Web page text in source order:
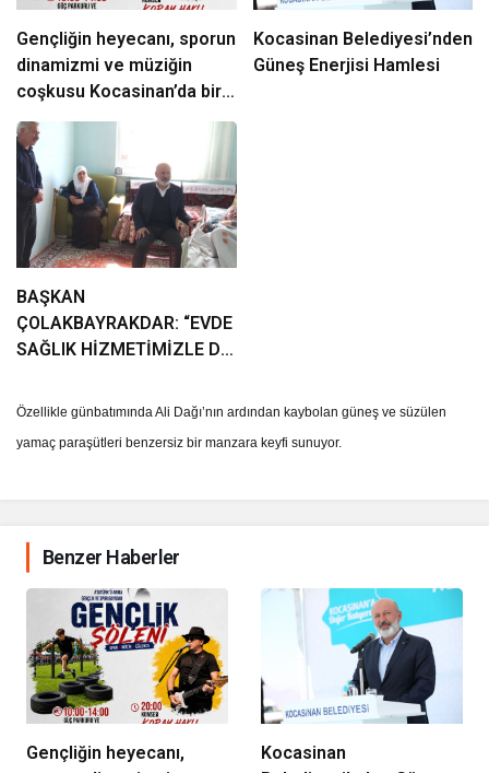
Gençliğin heyecanı, sporun
dinamizmi ve müziğin
coşkusu Kocasinan’da bir
araya geliyor!
Kocasinan Belediyesi’nden
Güneş Enerjisi Hamlesi
BAŞKAN
ÇOLAKBAYRAKDAR: “EVDE
SAĞLIK HİZMETİMİZLE DE
DOKUNUYORUZ”
Özellikle günbatımında Ali Dağı’nın ardından kaybolan güneş ve süzülen
yamaç paraşütleri benzersiz bir manzara keyfi sunuyor.
Benzer Haberler
Gençliğin heyecanı,
Kocasinan